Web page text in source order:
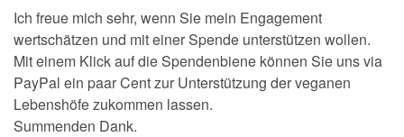
Ich freue mich sehr, wenn Sie mein Engagement
wertschätzen und mit einer Spende unterstützen wollen.
Mit einem Klick auf die Spendenbiene können Sie uns via
PayPal ein paar Cent zur Unterstützung der veganen
Lebenshöfe zukommen lassen.
Summenden Dank.